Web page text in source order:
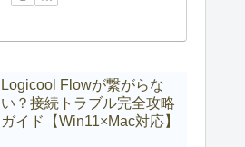
Logicool Flowが繋がらな
い？接続トラブル完全攻略
ガイド【Win11×Mac対応】